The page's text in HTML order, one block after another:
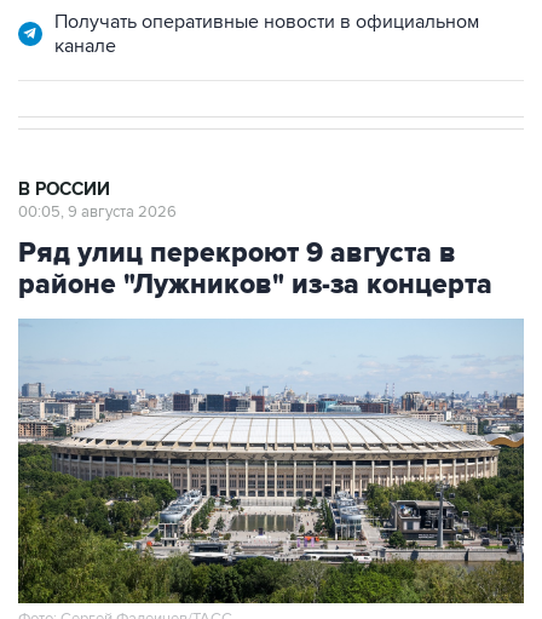
Получать оперативные новости в официальном
канале
В РОССИИ
00:05, 9 августа 2026
Ряд улиц перекроют 9 августа в
районе "Лужников" из-за концерта